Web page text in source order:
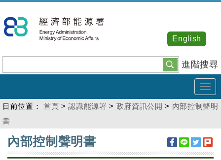
到
主
內
容
進階搜尋
English
目前位置： 首頁 >認識能源署 > 政府資訊公開 > 內部控制聲明
書
:::
內部控制聲明書